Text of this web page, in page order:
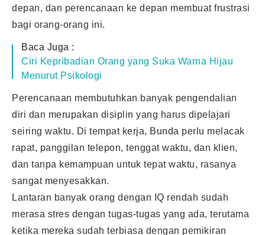
depan, dan perencanaan ke depan membuat frustrasi
bagi orang-orang ini.
Baca Juga :
Ciri Kepribadian Orang yang Suka Warna Hijau
Menurut Psikologi
Perencanaan membutuhkan banyak pengendalian
diri dan merupakan disiplin yang harus dipelajari
seiring waktu. Di tempat kerja, Bunda perlu melacak
rapat, panggilan telepon, tenggat waktu, dan klien,
dan tanpa kemampuan untuk tepat waktu, rasanya
sangat menyesakkan.
Lantaran banyak orang dengan IQ rendah sudah
merasa stres dengan tugas-tugas yang ada, terutama
ketika mereka sudah terbiasa dengan pemikiran